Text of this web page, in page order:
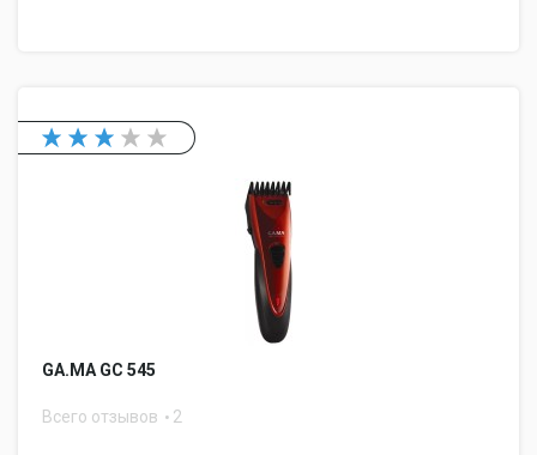
GA.MA GC 545
Всего отзывов 2